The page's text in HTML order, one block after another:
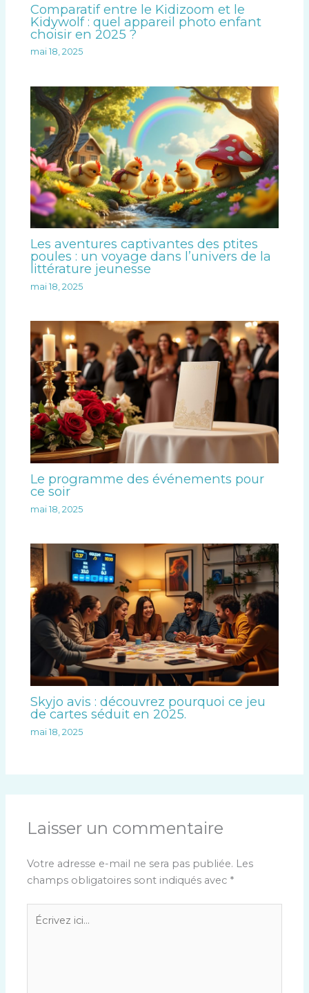
Comparatif entre le Kidizoom et le
Kidywolf : quel appareil photo enfant
choisir en 2025 ?
mai 18, 2025
Les aventures captivantes des ptites
poules : un voyage dans l’univers de la
littérature jeunesse
mai 18, 2025
Le programme des événements pour
ce soir
mai 18, 2025
Skyjo avis : découvrez pourquoi ce jeu
de cartes séduit en 2025.
mai 18, 2025
Laisser un commentaire
Votre adresse e-mail ne sera pas publiée. Les
champs obligatoires sont indiqués avec *
Écrivez
ici…